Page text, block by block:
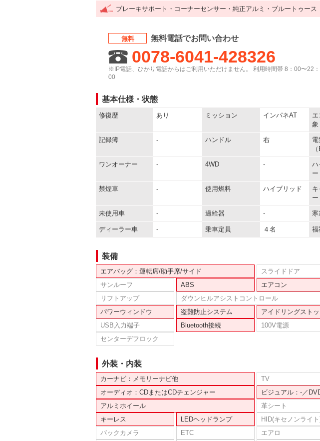
ブレーキサポート・コーナーセンサー・純正アルミ・ブルートゥース
無料 無料電話でお問い合わせ
0078-6041-428326
※IP電話、ひかり電話からはご利用いただけません。 利用時間帯 8：00〜22：
00
基本仕様・状態
修復歴 あり ミッション インパネAT
象
記録簿 - ハンドル 右
ワンオーナー - 4WD -
ハ
ー
禁煙車 - 使用燃料 ハイブリッド
キ
ー
未使用車 - 過給器 - 寒
ディーラー車 - 乗車定員 ４名 福
装備
エアバッグ：運転席/助手席/サイド
スライドドア
サンルーフ
ABS エアコン
リフトアップ
ダウンヒルアシストコントロール
パワーウィンドウ
盗難防止システム アイドリングスト
USB入力端子
Bluetooth接続 100V電源
センターデフロック
外装・内装
カーナビ：メモリーナビ他
TV
オーディオ：CDまたはCDチェンジャー
ビジュアル：-／
アルミホイール
革シート
キーレス
LEDヘッドランプ HID(キセノンライ
バックカメラ
ETC エアロ